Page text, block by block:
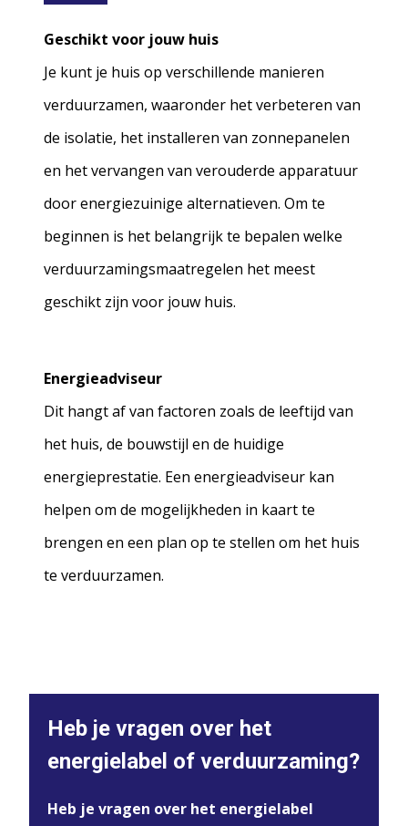
Geschikt voor jouw huis
Je kunt je huis op verschillende manieren
verduurzamen, waaronder het verbeteren van
de isolatie, het installeren van zonnepanelen
en het vervangen van verouderde apparatuur
door energiezuinige alternatieven. Om te
beginnen is het belangrijk te bepalen welke
verduurzamingsmaatregelen het meest
geschikt zijn voor jouw huis.
Energieadviseur
Dit hangt af van factoren zoals de leeftijd van
het huis, de bouwstijl en de huidige
energieprestatie. Een energieadviseur kan
helpen om de mogelijkheden in kaart te
brengen en een plan op te stellen om het huis
te verduurzamen.
Heb je vragen over het
energielabel of verduurzaming?
Heb je vragen over het energielabel